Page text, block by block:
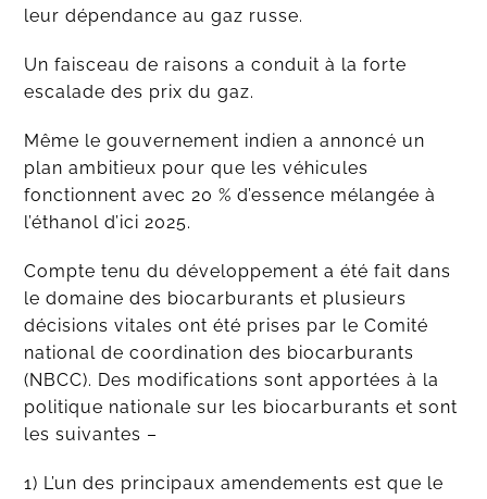
leur dépendance au gaz russe.
Un faisceau de raisons a conduit à la forte
escalade des prix du gaz.
Même le gouvernement indien a annoncé un
plan ambitieux pour que les véhicules
fonctionnent avec 20 % d’essence mélangée à
l’éthanol d’ici 2025.
Compte tenu du développement a été fait dans
le domaine des biocarburants et plusieurs
décisions vitales ont été prises par le Comité
national de coordination des biocarburants
(NBCC). Des modifications sont apportées à la
politique nationale sur les biocarburants et sont
les suivantes –
1) L’un des principaux amendements est que le